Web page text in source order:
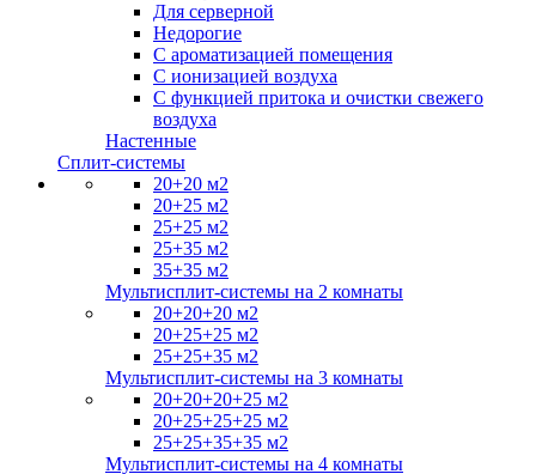
Для серверной
Недорогие
С ароматизацией помещения
С ионизацией воздуха
С функцией притока и очистки свежего
воздуха
Настенные
Сплит-системы
20+20 м2
20+25 м2
25+25 м2
25+35 м2
35+35 м2
Мультисплит-системы на 2 комнаты
20+20+20 м2
20+25+25 м2
25+25+35 м2
Мультисплит-системы на 3 комнаты
20+20+20+25 м2
20+25+25+25 м2
25+25+35+35 м2
Мультисплит-системы на 4 комнаты